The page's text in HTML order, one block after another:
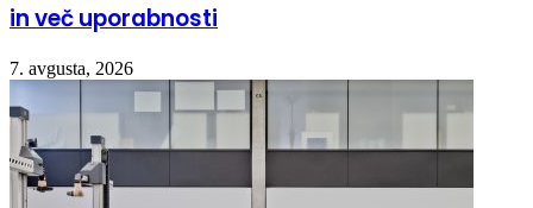
in več uporabnosti
7. avgusta, 2026